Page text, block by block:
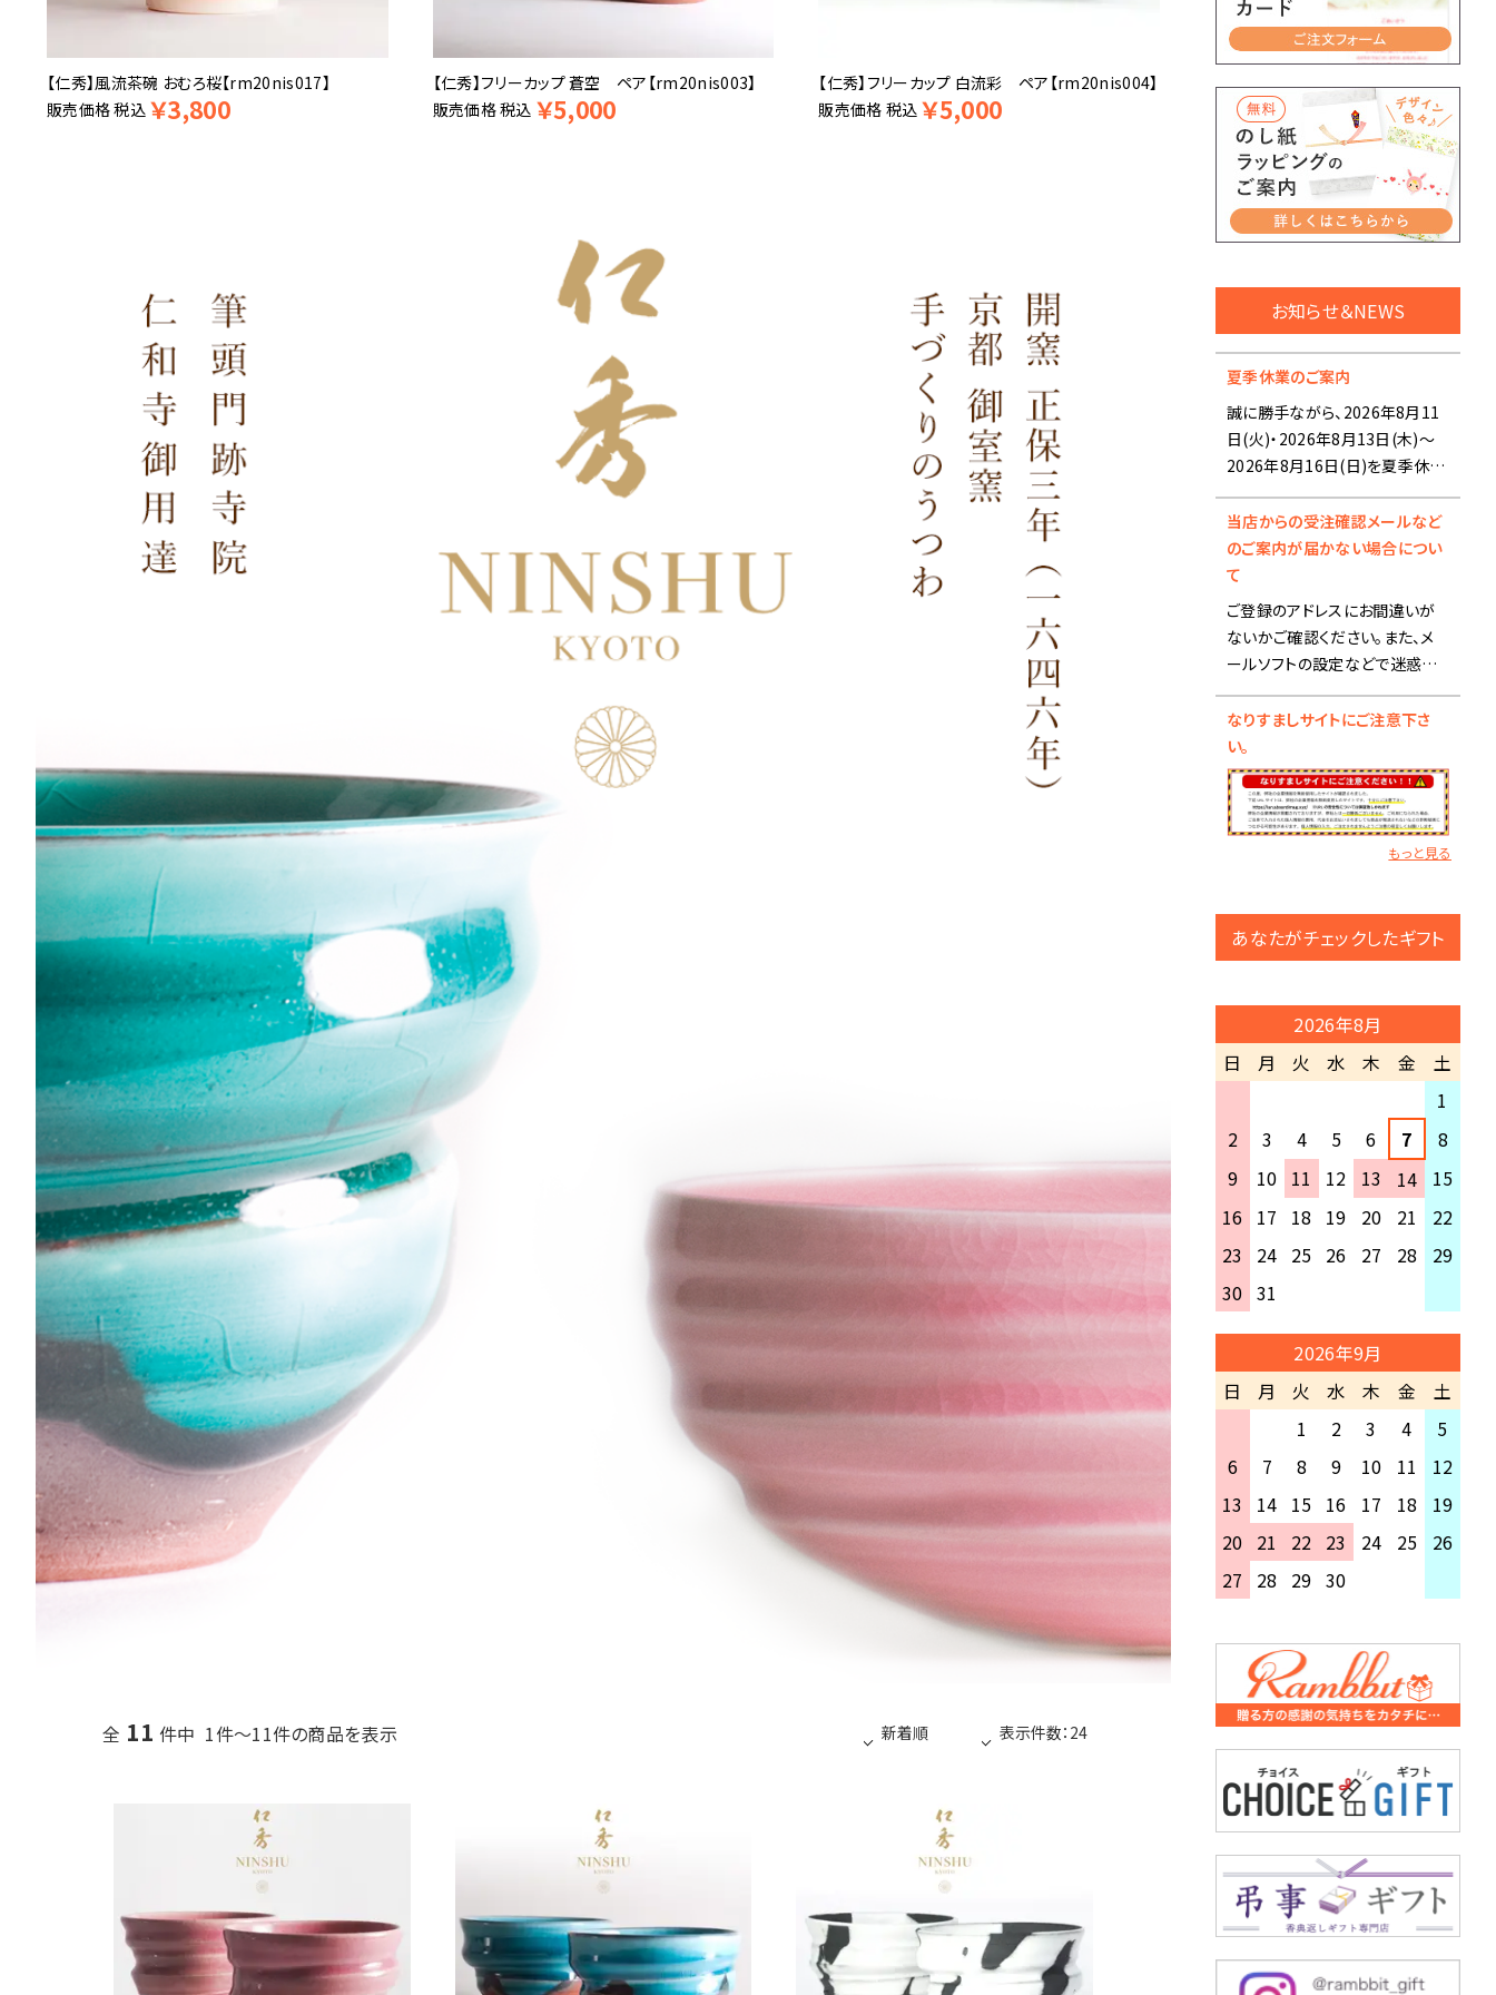
【仁秀】風流茶碗 おむろ桜【rm20nis017】
販売価格税込 ￥3,800
【仁秀】フリーカップ 蒼空 ペア【rm20nis003】
販売価格税込 ￥5,000
【仁秀】フリーカップ 白流彩 ペア【rm20nis004】
販売価格 税込 ￥5,000
全 11 件中 1件～11件の商品を表示
お知らせ＆NEWS
夏季休業のご案内
誠に勝手ながら、2026年8月11
日(火)・2026年8月13日(木)～
2026年8月16日(日)を夏季休業
とさせていただきます。
■夏季休業前の出荷スケジュー
ルにつきまして■
【8月12日(水) 15:00までのご注
文】
※銀行振込の場合、入金確認
後の出荷になります。
・ブックタイプ-カタログギフト以
外の商品：商品により、出荷日が
下さい。
※商品によりましては、8月17
ございます。
【8月12日(水)15:00以降のご注
文】
夏季休業中にいただきましたご
注文・商品の発送・お問い合わせ
に関しましては、 2026年8月17
いただきます。
注文状況などにより、ご指定いた
い場合がございます。
何卒ご了承くださいませ。
期間中はご不便をおかけします
が何卒よろしくお願い致します。
当店からの受注確認メールなど
のご案内が届かない場合につい
て
ご登録のアドレスにお間違いが
ないかご確認ください。また、メ
ールソフトの設定などで迷惑メ
ールフォルダに入ることがありま
すので、そちらも合わせご確認く
ださい。
メール設定で受信拒否になって
いる場合は、
info@rambbit.netの受信許可
り、 パソコンからのメール受信が
されないという可能性もござい
ご登録をおすすめいたします。
上記をご確認いただいたにもか
かわらず、弊店よりのメールが確
認できない場合、お手数ですがご
連絡いただけますようお願いい
たします。
なりすましサイトにご注意下さ
い。
もっと見る
あなたがチェックしたギフト
2026年8月
日
月 火 水 木 金
土
1
2
3 4 5 6 7
8
9
10 11 12 13 14
15
16 17 18 19 20 21
22
23
24 25 26 27 28
29
30 31
2026年9月
日
月 火 水 木 金
土
1
2 3 4
5
6
7 8 9 10 11
12
13
14 15 16 17 18
19
20 21 22 23 24 25
26
27
28 29 30